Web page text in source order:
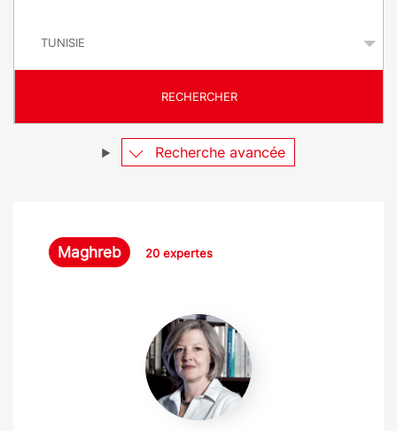
ê
e
RECHERCHER
Recherche avancée
Maghreb 20 expertes
Agnès
Levallois